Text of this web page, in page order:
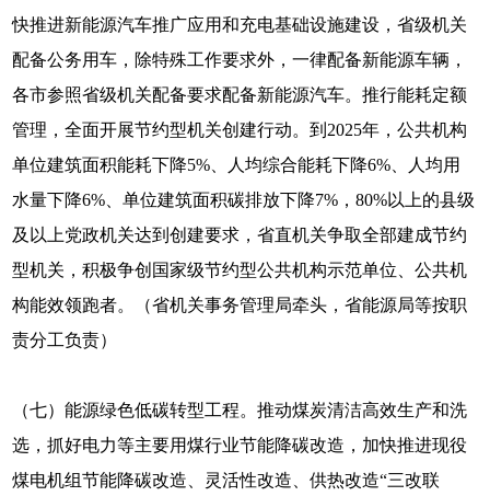
快推进新能源汽车推广应用和充电基础设施建设，省级机关
配备公务用车，除特殊工作要求外，一律配备新能源车辆，
各市参照省级机关配备要求配备新能源汽车。推行能耗定额
管理，全面开展节约型机关创建行动。到2025年，公共机构
单位建筑面积能耗下降5%、人均综合能耗下降6%、人均用
水量下降6%、单位建筑面积碳排放下降7%，80%以上的县级
及以上党政机关达到创建要求，省直机关争取全部建成节约
型机关，积极争创国家级节约型公共机构示范单位、公共机
构能效领跑者。（省机关事务管理局牵头，省能源局等按职
责分工负责）
（七）能源绿色低碳转型工程。推动煤炭清洁高效生产和洗
选，抓好电力等主要用煤行业节能降碳改造，加快推进现役
煤电机组节能降碳改造、灵活性改造、供热改造“三改联